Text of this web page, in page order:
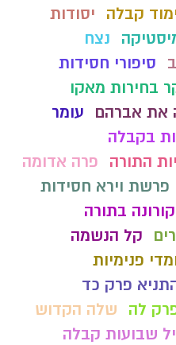
קבלה
יסודות
נצח
סיפורי חסידות
בחירות מאקו
את אברהם
עומר
בקבלה
התורה
פרה אדומה
פרשת וירא חסידות
קורונה בתורה
קל הנשמה
פנימיות
פרק כד
לה
שלה הקדוש
שבועות קבלה